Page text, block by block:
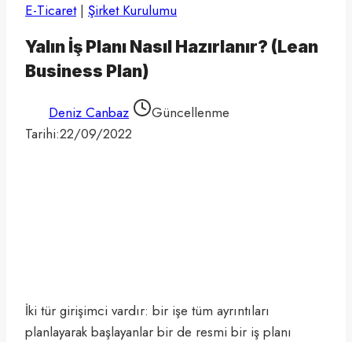
E-Ticaret| Şirket Kurulumu
Yalın İş Planı Nasıl Hazırlanır? (Lean
Business Plan)
Deniz Canbaz
Güncellenme
Tarihi:22/09/2022
İki tür girişimci vardır: bir işe tüm ayrıntıları
planlayarak başlayanlar bir de resmi bir iş planı